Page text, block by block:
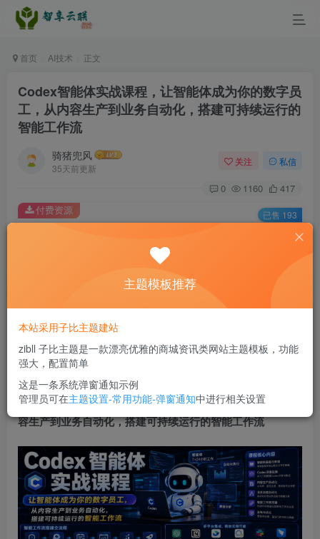
首页 AI技术 正文
Codex智能体实战课程，让智能体成为你的数字员
工，从内容生产到业务自动化，搭建可持续运行的
智能工作流
骑猪兜风
35天前更新
关注 私信
0 1160 417
此内容为付费资源，请付费后查看
￥9.9
您当前未登录！建议登陆后购买，可保存购买订单
付费资源 已售 193
Codex智能体实战课程，让智能体成为你的数字员工，从内
容生产到业务自动化，搭建可持续运行的智能工作流
主题模板推荐
本站采用子比主题建站
zibll 子比主题是一款漂亮优雅的商城资讯类网站主题模板，功能
强大，配置简单
这是一条系统弹窗通知示例
管理员可在主题设置-常用功能-弹窗通知中进行相关设置